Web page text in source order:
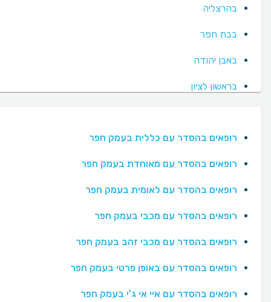
בהרצליה
בבת חפר
באבן יהודה
בראשון לציון
רופאים בהסדר עם כללית בעמק חפר
רופאים בהסדר עם מאוחדת בעמק חפר
רופאים בהסדר עם לאומית בעמק חפר
רופאים בהסדר עם מכבי בעמק חפר
רופאים בהסדר עם מכבי זהב בעמק חפר
רופאים בהסדר עם באופן פרטי בעמק חפר
רופאים בהסדר עם איי אי ג'י בעמק חפר